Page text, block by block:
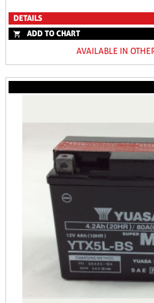
DETAILS
ADD TO CHART
AVAILABLE IN